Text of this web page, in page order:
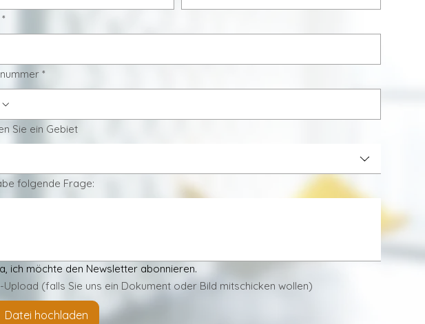
*
*
Sie ein Gebiet
folgende Frage:
ich möchte den Newsletter abonnieren.
Upload (falls Sie uns ein Dokument oder Bild mitschicken wollen)
Datei hochladen